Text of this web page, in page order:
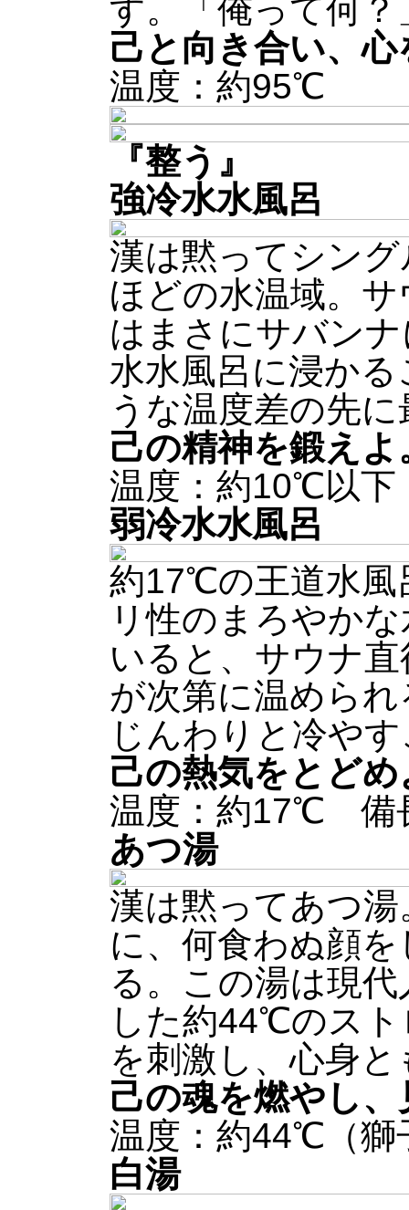
す。「俺って何
己と向き合い、心
温度：約95℃
『整う』
強冷水水風呂
漢は黙ってシン
ほどの水温域。
はまさにサバン
水水風呂に浸か
うな温度差の先
己の精神を鍛えよ
温度：約10℃以
弱冷水水風呂
約17℃の王道水風
リ性のまろやか
いると、サウナ
が次第に温めら
じんわりと冷や
己の熱気をとどめ
温度：約17℃ 備
あつ湯
漢は黙ってあつ
に、何食わぬ顔
る。この湯は現
した約44℃のス
を刺激し、心身
己の魂を燃やし
温度：約44℃（
白湯